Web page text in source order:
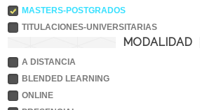
MASTERS-POSTGRADOS
TITULACIONES-UNIVERSITARIAS
MODALIDAD
A DISTANCIA
BLENDED LEARNING
ONLINE